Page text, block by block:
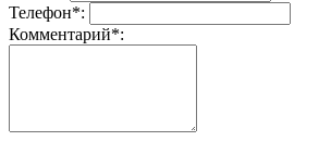
Телефон*:
Комментарий*: